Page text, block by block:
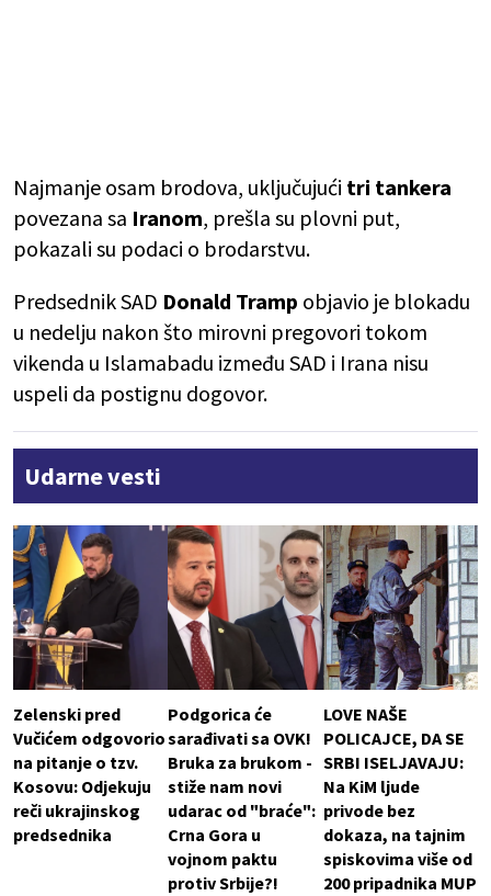
Najmanje osam brodova, uključujući tri tankera
povezana sa Iranom, prešla su plovni put,
pokazali su podaci o brodarstvu.
Predsednik SAD Donald Tramp objavio je blokadu
u nedelju nakon što mirovni pregovori tokom
vikenda u Islamabadu između SAD i Irana nisu
uspeli da postignu dogovor.
Udarne vesti
Zelenski pred
Vučićem odgovorio
na pitanje o tzv.
Kosovu: Odjekuju
reči ukrajinskog
predsednika
Podgorica će
sarađivati sa OVK!
Bruka za brukom -
stiže nam novi
udarac od "braće":
Crna Gora u
vojnom paktu
protiv Srbije?!
LOVE NAŠE
POLICAJCE, DA SE
SRBI ISELJAVAJU:
Na KiM ljude
privode bez
dokaza, na tajnim
spiskovima više od
200 pripadnika MUP